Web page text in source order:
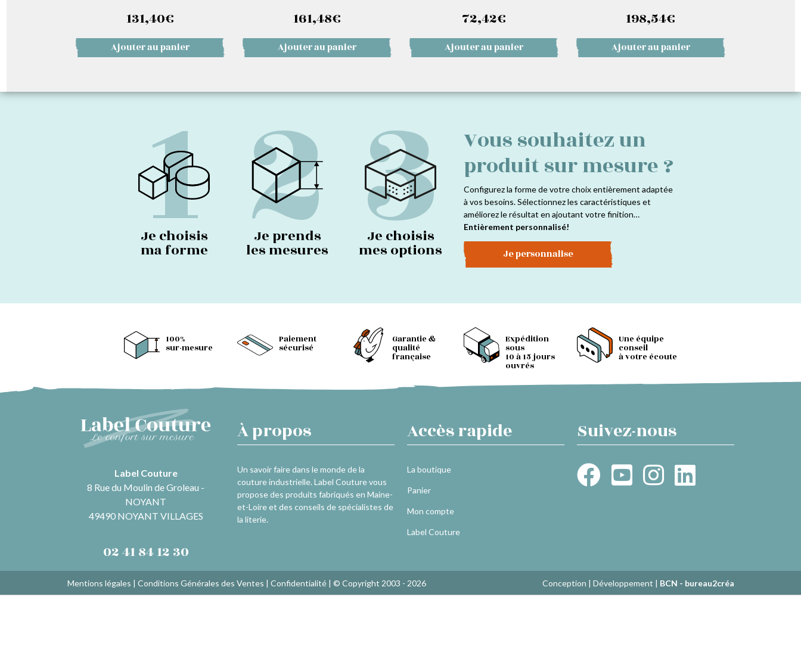
131,40€
Ajouter au panier
161,48€
Ajouter au panier
72,42€
Ajouter au panier
198,54€
Ajouter au panier
1
Je choisis
ma forme 2
Je prends
les mesures 3
Je choisis
mes options
Vous souhaitez un
produit sur mesure ?
Configurez la forme de votre choix entièrement adaptée
à vos besoins. Sélectionnez les caractéristiques et
améliorez le résultat en ajoutant votre finition…
Entièrement personnalisé!
Je personnalise
100%
sur-mesure
Paiement
sécurisé
Garantie &
qualité
française
Expédition
sous
10 à 15 jours
ouvrés
Une équipe
conseil
à votre écoute
Label Couture
8 Rue du Moulin de Groleau -
NOYANT
49490 NOYANT VILLAGES
02 41 84 12 30
À propos
Un savoir faire dans le monde de la
couture industrielle. Label Couture vous
propose des produits fabriqués en Maine-
et-Loire et des conseils de spécialistes de
la literie.
Accès rapide
La boutique
Panier
Mon compte
Label Couture
Suivez-nous
Mentions légales | Conditions Générales des Ventes | Confidentialité| © Copyright 2003 - 2026 Conception | Développement | BCN - bureau2créa